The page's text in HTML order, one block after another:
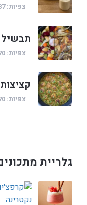
צפיות: 49287
תבשיל
צפיות: 33270
צפיות: 32770
גלריית